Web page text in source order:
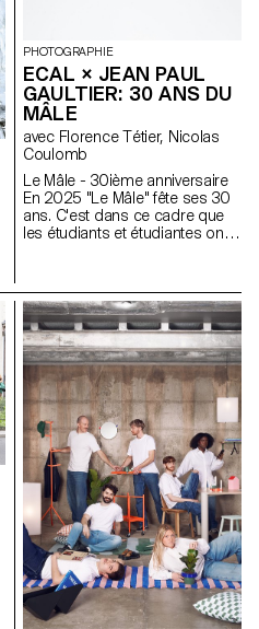
PHOTOGRAPHIE
ECAL × JEAN PAUL
GAULTIER: 30 ANS DU
MÂLE
avec Florence Tétier, Nicolas
Coulomb
Le Mâle - 30ième anniversaire
En 2025 "Le Mâle" fête ses 30
ans. C'est dans ce cadre que
les étudiants et étudiantes ont
représentations du corps en
2025.